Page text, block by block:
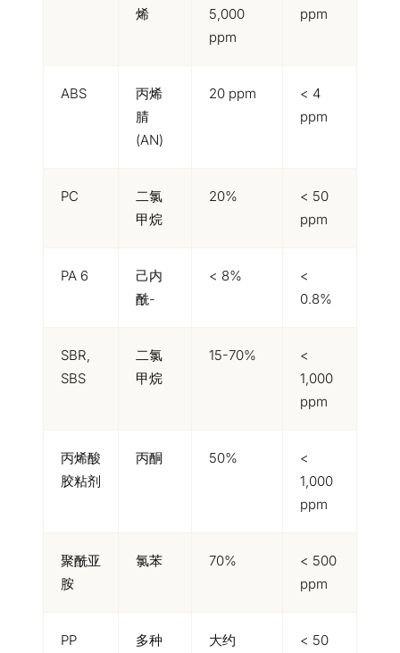
烯
5,000
ppm
ppm
ABS
丙烯
腈
(AN)
20 ppm
< 4
ppm
PC
二氯
甲烷
20%
< 50
ppm
PA 6
己内
酰-
< 8%
<
0.8%
SBR,
SBS
二氯
甲烷
15-70%
<
1,000
ppm
丙烯酸
胶粘剂
丙酮 50%
<
1,000
ppm
聚酰亚
胺
氯苯 70%
< 500
ppm
PP 多种
大约
< 50